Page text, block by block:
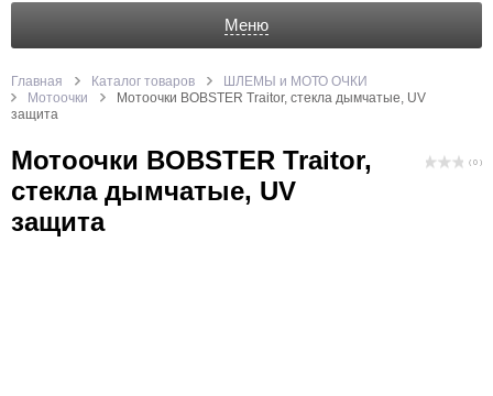
Меню
Главная Каталог товаров
ШЛЕМЫ и МОТО ОЧКИ
Мотоочки
Мотоочки BOBSTER Traitor, стекла дымчатые, UV
защита
Мотоочки BOBSTER Traitor,
стекла дымчатые, UV
защита
( 0 )